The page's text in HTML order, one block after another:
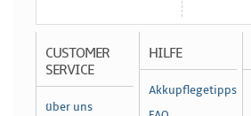
CUSTOMER
SERVICE
über uns
HILFE
Akkupflegetipps